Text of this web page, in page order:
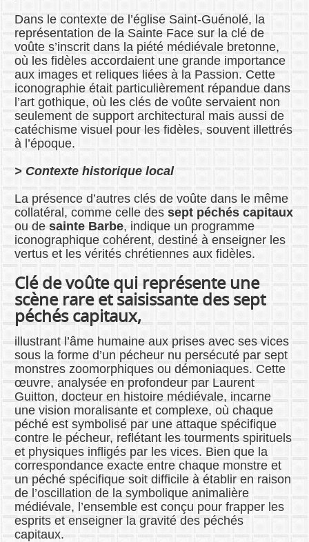
Dans le contexte de l’église Saint-Guénolé, la
représentation de la Sainte Face sur la clé de
voûte s’inscrit dans la piété médiévale bretonne,
où les fidèles accordaient une grande importance
aux images et reliques liées à la Passion. Cette
iconographie était particulièrement répandue dans
l’art gothique, où les clés de voûte servaient non
seulement de support architectural mais aussi de
catéchisme visuel pour les fidèles, souvent illettrés
à l’époque.
> Contexte historique local
La présence d’autres clés de voûte dans le même
collatéral, comme celle dessept péchés capitaux
ou desainte Barbe, indique un programme
iconographique cohérent, destiné à enseigner les
vertus et les vérités chrétiennes aux fidèles.
Clé de voûte qui représente une
scène rare et saisissante des sept
péchés capitaux,
illustrant l’âme humaine aux prises avec ses vices
sous la forme d’un pécheur nu persécuté par sept
monstres zoomorphiques ou démoniaques. Cette
œuvre, analysée en profondeur par Laurent
Guitton, docteur en histoire médiévale, incarne
une vision moralisante et complexe, où chaque
péché est symbolisé par une attaque spécifique
contre le pécheur, reflétant les tourments spirituels
et physiques infligés par les vices. Bien que la
correspondance exacte entre chaque monstre et
un péché spécifique soit difficile à établir en raison
de l’oscillation de la symbolique animalière
médiévale, l’ensemble est conçu pour frapper les
esprits et enseigner la gravité des péchés
capitaux.